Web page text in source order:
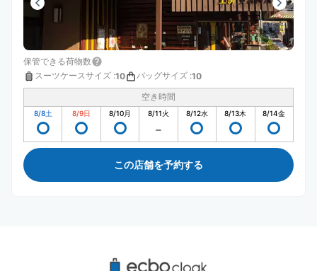
保管できる荷物数
スーツケースサイズ :10 バッグサイズ :10
空き時間
8/8土 8/9日 8/10月 8/11火 8/12水 8/13木 8/14金
この店舗を予約する
ベルーナドーム（旧西武ドーム）周辺のおす